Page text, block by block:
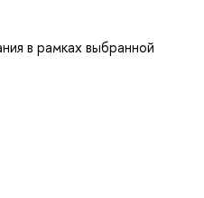
в рамках выбранной